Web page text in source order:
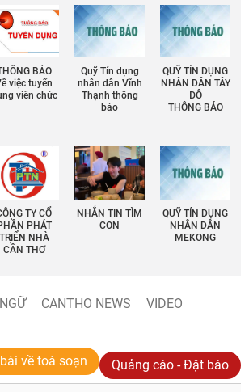
BÁO
việc tuyển
viên chức
Quỹ Tín dụng
nhân dân Vĩnh
Thạnh thông
báo
QUỸ TÍN DỤNG
NHÂN DÂN TÂY
ĐÔ
THÔNG BÁO
TY CỔ
PHÁT
TRIỂN NHÀ
CẦN THƠ
NHẮN TIN TÌM
CON
QUỸ TÍN DỤNG
NHÂN DÂN
MEKONG
CANTHO NEWS
VIDEO
về toà soạn Quảng cáo - Đặt báo